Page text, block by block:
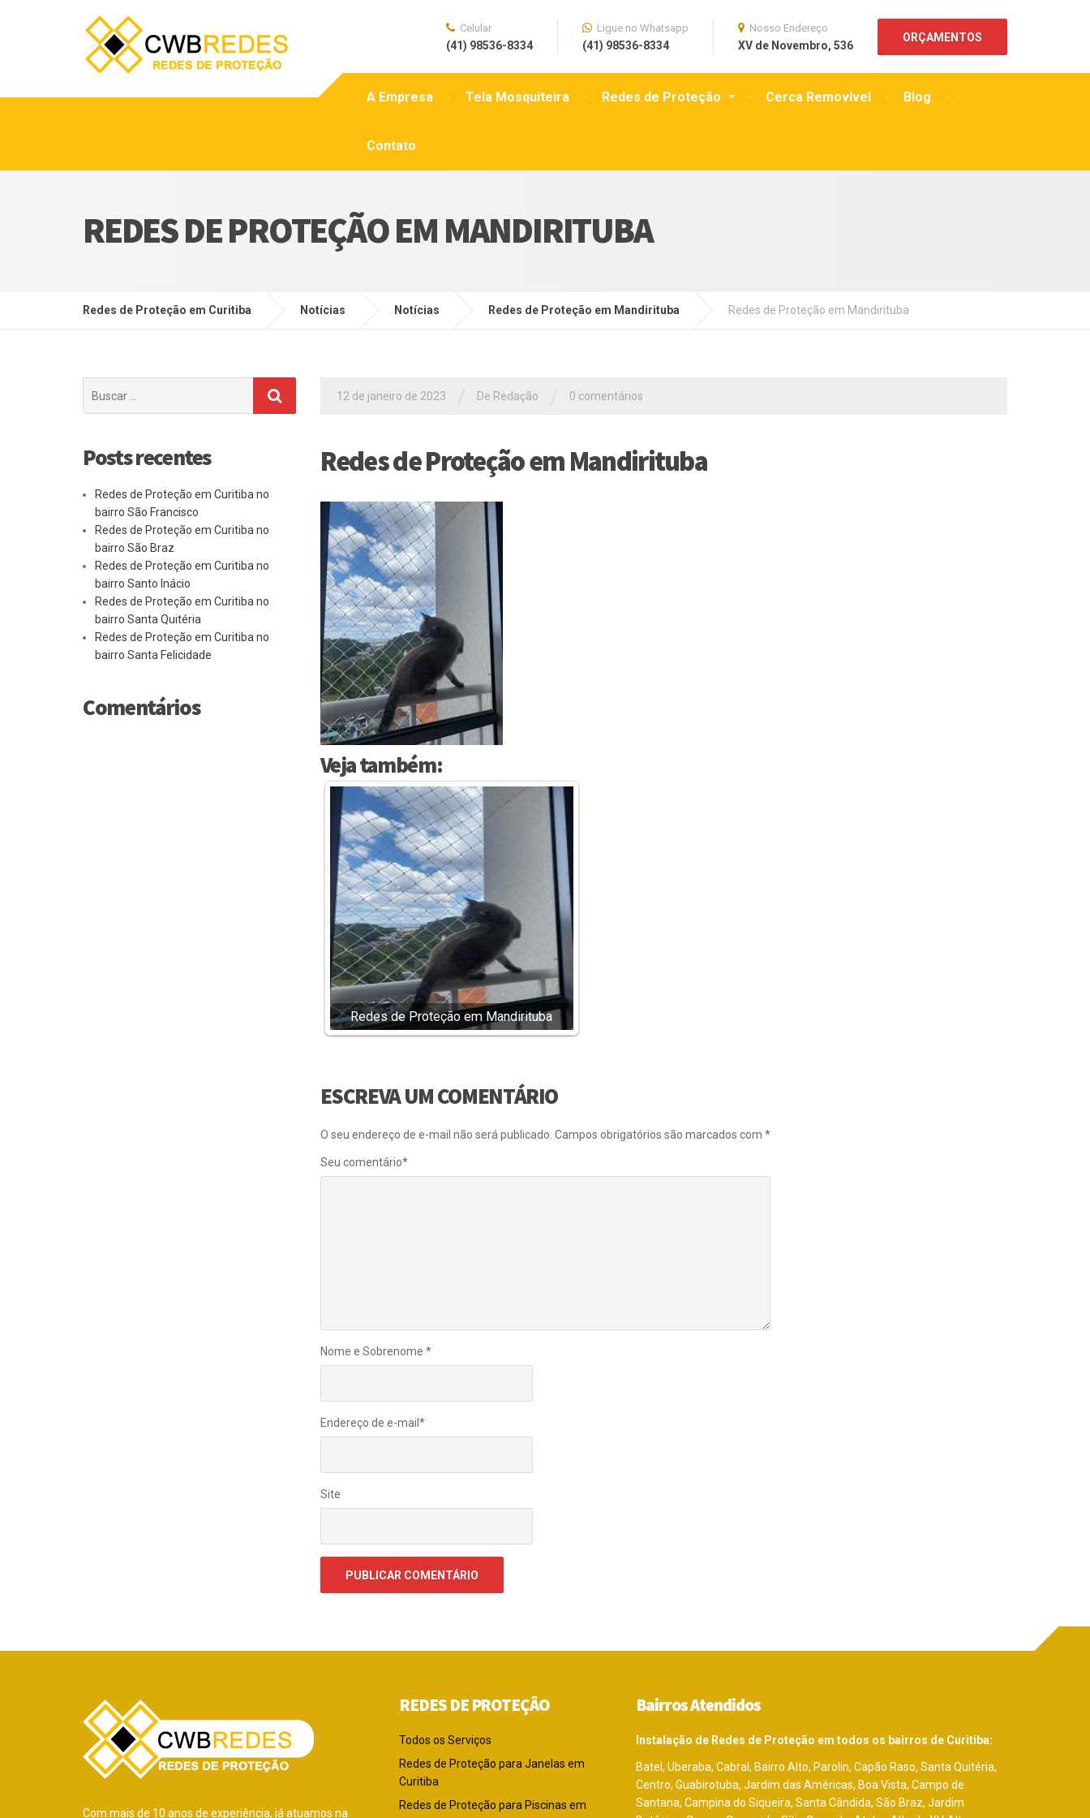
A Empresa Tela Mosquiteira Redes de Proteção Cerca Removível Blog
Contato
Celular
(41) 98536-8334
Ligue no Whatsapp
(41) 98536-8334
Nosso Endereço
XV de Novembro, 536
ORÇAMENTOS
REDES DE PROTEÇÃO EM MANDIRITUBA
Redes de Proteção em Curitiba Notícias Notícias Redes de Proteção em Mandirituba Redes de Proteção em Mandirituba
12 de janeiro de 2023 De Redação 0 comentários
Redes de Proteção em Mandirituba
Veja também:
Redes de Proteção em Mandirituba
ESCREVA UM COMENTÁRIO
O seu endereço de e-mail não será publicado. Campos obrigatórios são marcados com *
Seu comentário*
Nome e Sobrenome *
Endereço de e-mail *
Site
por:
Posts recentes
Redes de Proteção em Curitiba no
bairro São Francisco
Redes de Proteção em Curitiba no
bairro São Braz
Redes de Proteção em Curitiba no
bairro Santo Inácio
Redes de Proteção em Curitiba no
bairro Santa Quitéria
Redes de Proteção em Curitiba no
bairro Santa Felicidade
Comentários
Com mais de 10 anos de experiência, já atuamos na
REDES DE PROTEÇÂO
Todos os Serviços
Redes de Proteção para Janelas em
Curitiba
Redes de Proteção para Piscinas em
Bairros Atendidos
Instalação de Redes de Proteção em todos os bairros de Curitiba:
Batel, Uberaba, Cabral, Bairro Alto, Parolin, Capão Raso, Santa Quitéria,
Centro, Guabirotuba, Jardim das Américas, Boa Vista, Campo de
Santana, Campina do Siqueira, Santa Cândida, São Braz, Jardim